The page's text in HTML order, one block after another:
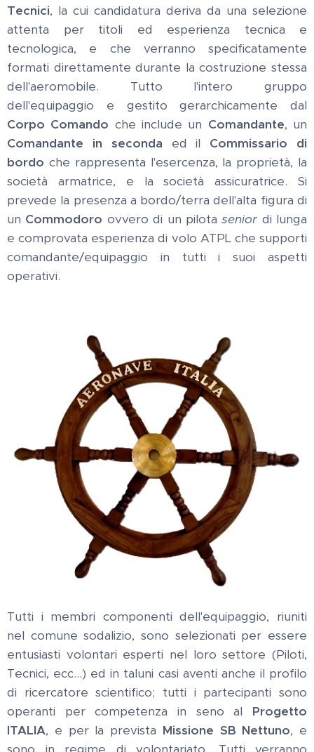
Tecnici, la cui candidatura deriva da una selezione
attenta per titoli ed esperienza tecnica e
tecnologica, e che verranno specificatamente
formati direttamente durante la costruzione stessa
dell'aeromobile. Tutto l'intero gruppo
dell'equipaggio e gestito gerarchicamente dal
Corpo Comando che include un Comandante, un
Comandante in seconda ed il Commissario di
bordo che rappresenta l'esercenza, la proprietà, la
società armatrice, e la società assicuratrice. Si
prevede la presenza a bordo/terra dell'alta figura di
un Commodoro ovvero di un pilotasenior di lunga
e comprovata esperienza di volo ATPL che supporti
comandante/equipaggio in tutti i suoi aspetti
operativi.
Tutti i membri componenti dell'equipaggio, riuniti
nel comune sodalizio, sono selezionati per essere
entusiasti volontari esperti nel loro settore (Piloti,
Tecnici, ecc...) ed in taluni casi aventi anche il profilo
di ricercatore scientifico; tutti i partecipanti sono
operanti per competenza in seno al Progetto
ITALIA, e per la prevista Missione SB Nettuno, e